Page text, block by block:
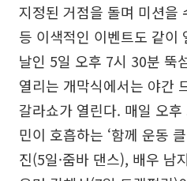
지정된 거점을 돌며 미션을
등 이색적인 이벤트도 같이
날인 5일 오후 7시 30분 뚝
열리는 개막식에서는 야간
갈라쇼가 열린다. 매일 오
민이 호흡하는 ‘함께 운동
진(5일·줌바 댄스), 배우 남